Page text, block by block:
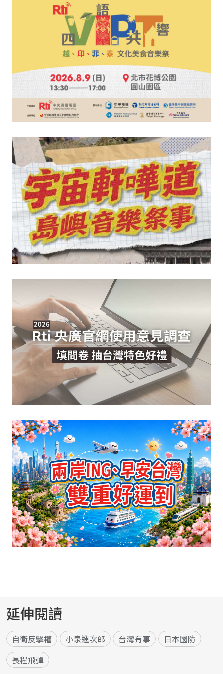
延伸閱讀
自衛反擊權 小泉進次郎 台灣有事
日本國防
長程飛彈